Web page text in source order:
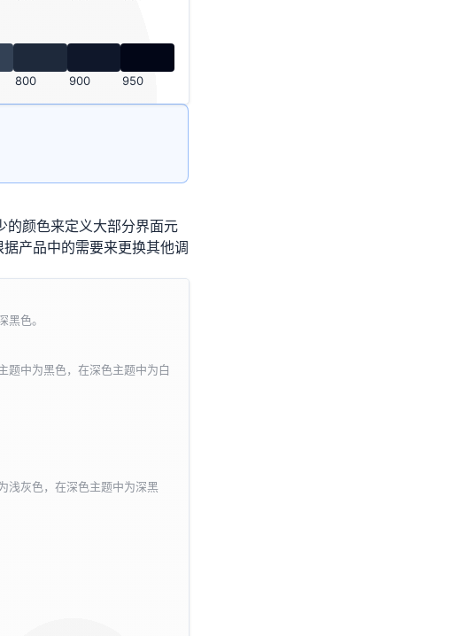
800 900 950
的颜色来定义大部分界面元
产品中的需要来更换其他调
色。
题中为黑色，在深色主题中为白
浅灰色，在深色主题中为深黑